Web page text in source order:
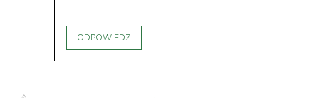
ODPOWIEDZ